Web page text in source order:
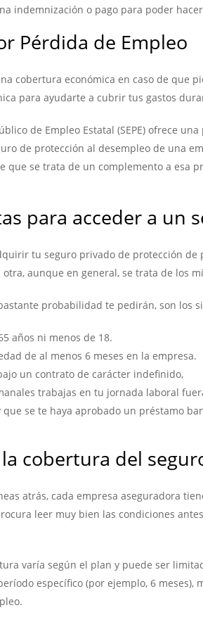
indemnización o pago para poder
Pérdida de Empleo
cobertura económica en caso de que
para ayudarte a cubrir tus gastos
de Empleo Estatal (SEPE) ofrece
de protección al desempleo de una
que se trata de un complemento a esa
para acceder a un
tu seguro privado de protección de
aunque en general, se trata de los
probabilidad te pedirán, son los
años ni menos de 18.
de al menos 6 meses en la empresa.
un contrato de carácter indefinido,
trabajas en tu jornada laboral
que se te haya aprobado un préstamo
cobertura del
atrás, cada empresa aseguradora
leer muy bien las condiciones
varía según el plan y puede ser
específico (por ejemplo, 6 meses),